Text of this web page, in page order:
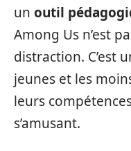
un outil
Among Us n’est
distraction. C’est
jeunes et les
leurs
s’amusant.